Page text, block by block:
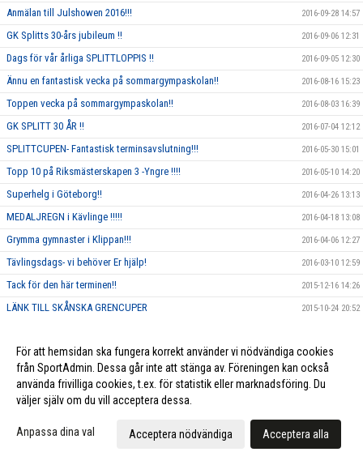
Anmälan till Julshowen 2016!!! 2016-09-28 14:57
GK Splitts 30-års jubileum !! 2016-09-06 12:31
Dags för vår årliga SPLITTLOPPIS !! 2016-09-05 12:30
Ännu en fantastisk vecka på sommargympaskolan!! 2016-08-16 15:23
Toppen vecka på sommargympaskolan!! 2016-08-03 16:39
GK SPLITT 30 ÅR !! 2016-07-04 12:12
SPLITTCUPEN- Fantastisk terminsavslutning!!! 2016-05-30 15:01
Topp 10 på Riksmästerskapen 3 -Yngre !!!! 2016-05-10 14:20
Superhelg i Göteborg!! 2016-04-26 13:13
MEDALJREGN i Kävlinge !!!!! 2016-04-18 13:08
Grymma gymnaster i Klippan!!! 2016-04-06 12:27
Tävlingsdags- vi behöver Er hjälp! 2016-03-10 12:59
Tack för den här terminen!! 2015-12-16 14:26
LÄNK TILL SKÅNSKA GRENCUPER 2015-10-24 20:52
Vi ska annordna en tävling, och behöver DIN hjälp!! 2015-09-10 13:26
För att hemsidan ska fungera korrekt använder vi nödvändiga cookies
från SportAdmin. Dessa går inte att stänga av. Föreningen kan också
använda frivilliga cookies, t.ex. för statistik eller marknadsföring. Du
väljer själv om du vill acceptera dessa.
Anpassa dina val Acceptera nödvändiga Acceptera alla